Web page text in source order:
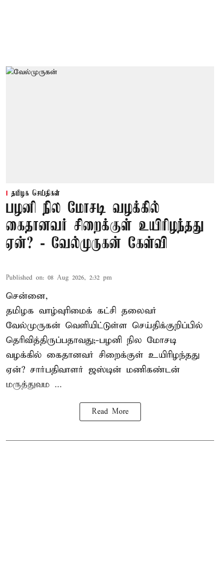
தமிழக செய்திகள்
பழனி நில மோசடி வழக்கில்
கைதானவர் சிறைக்குள் உயிரிழந்தது
ஏன்? - வேல்முருகன் கேள்வி
Published on: 08 Aug 2026, 2:32 pm
சென்னை,
தமிழக வாழ்வுரிமைக் கட்சி தலைவர்
வேல்முருகன் வெளியிட்டுள்ள செய்திக்குறிப்பில்
தெரிவித்திருப்பதாவது;-பழனி நில மோசடி
வழக்கில் கைதானவர் சிறைக்குள் உயிரிழந்தது
ஏன்? சார்பதிவாளர் ஜஸ்டின் மணிகண்டன்
மருத்துவம ...
Read More